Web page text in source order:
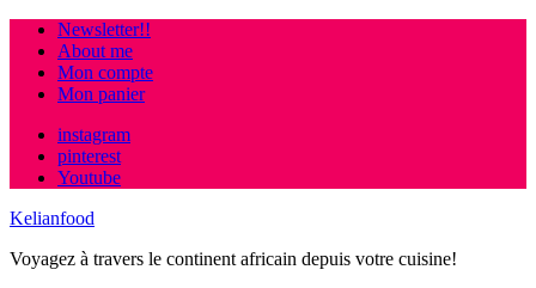
Newsletter!!
About me
Mon compte
Mon panier
instagram
pinterest
Youtube
Kelianfood
Voyagez à travers le continent africain depuis votre cuisine!